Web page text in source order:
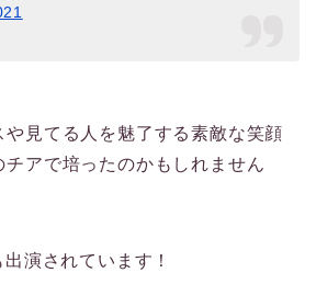
や見てる人を魅了する素敵な笑顔
チアで培ったのかもしれません
演されています！